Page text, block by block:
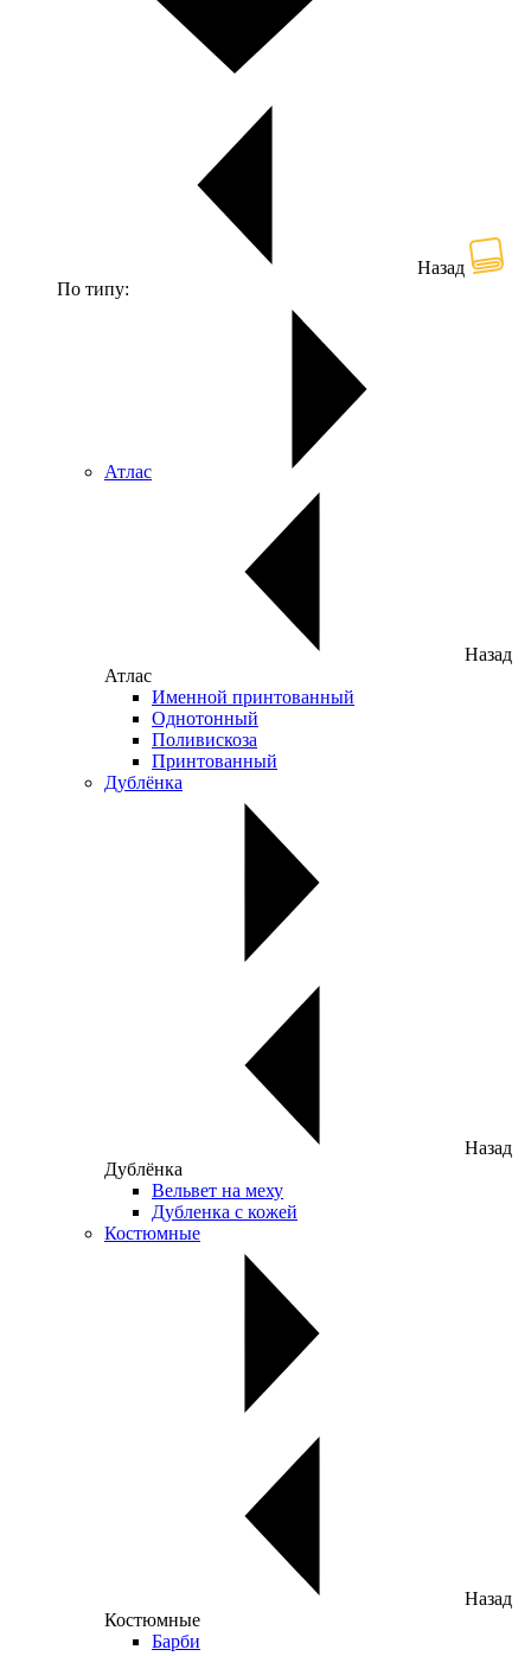
Назад
По типу:
Атлас
Назад
Атлас
Именной принтованный
Однотонный
Поливискоза
Принтованный
Дублёнка
Назад
Дублёнка
Вельвет на меху
Дубленка с кожей
Костюмные
Назад
Костюмные
Барби